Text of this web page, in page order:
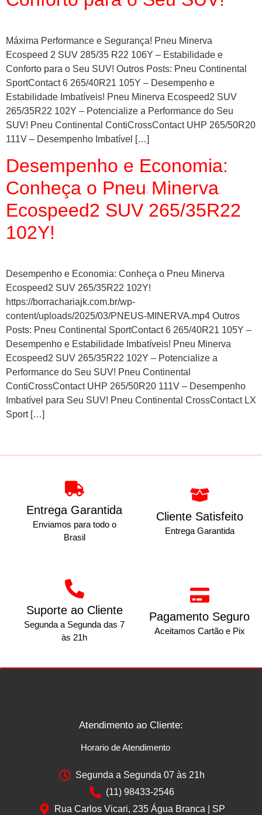
Máxima Performance e Segurança! Pneu Minerva
Ecospeed 2 SUV 285/35 R22 106Y – Estabilidade e
Conforto para o Seu SUV! Outros Posts: Pneu Continental
SportContact 6 265/40R21 105Y – Desempenho e
Estabilidade Imbatíveis! Pneu Minerva Ecospeed2 SUV
265/35R22 102Y – Potencialize a Performance do Seu
SUV! Pneu Continental ContiCrossContact UHP 265/50R20
111V – Desempenho Imbatível […]
Desempenho e Economia:
Conheça o Pneu Minerva
Ecospeed2 SUV 265/35R22
102Y!
Desempenho e Economia: Conheça o Pneu Minerva
Ecospeed2 SUV 265/35R22 102Y!
https://borrachariajk.com.br/wp-
content/uploads/2025/03/PNEUS-MINERVA.mp4 Outros
Posts: Pneu Continental SportContact 6 265/40R21 105Y –
Desempenho e Estabilidade Imbatíveis! Pneu Minerva
Ecospeed2 SUV 265/35R22 102Y – Potencialize a
Performance do Seu SUV! Pneu Continental
ContiCrossContact UHP 265/50R20 111V – Desempenho
Imbatível para Seu SUV! Pneu Continental CrossContact LX
Sport […]
Entrega Garantida
Enviamos para todo o
Brasil
Cliente Satisfeito
Entrega Garantida
Suporte ao Cliente
Segunda a Segunda das 7
às 21h
Pagamento Seguro
Aceitamos Cartão e Pix
Atendimento ao Cliente:
Horario de Atendimento
Segunda a Segunda 07 às 21h
(11) 98433-2546
Rua Carlos Vicari, 235 Água Branca | SP